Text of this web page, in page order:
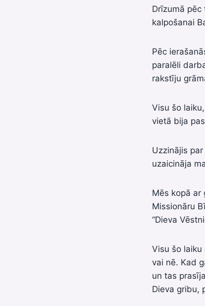
Drīzumā
kalpošanai
Pēc
paralēli
rakstīju
Visu šo
vietā bija
Uzzinājis
uzaicināja
Mēs kopā ar
Missionāru
“Dieva
Visu šo laiku
vai nē. Kad
un tas
Dieva gribu,